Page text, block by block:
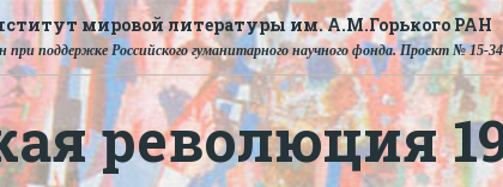
мировой литературы им. А.М.Горького РАН
при поддержке Российского гуманитарного научного фонда. Проект № 15-
революция